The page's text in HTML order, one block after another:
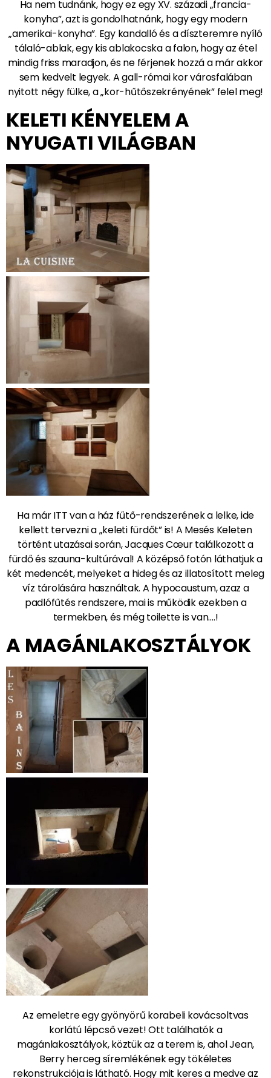
Ha nem tudnánk, hogy ez egy XV. századi „francia-
konyha”, azt is gondolhatnánk, hogy egy modern
„amerikai-konyha”. Egy kandalló és a díszteremre nyíló
tálaló-ablak, egy kis ablakocska a falon, hogy az étel
mindig friss maradjon, és ne férjenek hozzá a már akkor
sem kedvelt legyek. A gall-római kor városfalában
nyitott négy fülke, a „kor-hűtőszekrényének” felel meg!
KELETI KÉNYELEM A
NYUGATI VILÁGBAN
Ha már ITT van a ház fűtő-rendszerének a lelke, ide
kellett tervezni a „keleti fürdőt” is! A Mesés Keleten
történt utazásai során, Jacques Cœur találkozott a
fürdő és szauna-kultúrával! A középső fotón láthatjuk a
két medencét, melyeket a hideg és az illatosított meleg
víz tárolására használtak. A hypocaustum, azaz a
padlófűtés rendszere, mai is működik ezekben a
termekben, és még toilette is van….!
A MAGÁNLAKOSZTÁLYOK
Az emeletre egy gyönyörű korabeli kovácsoltvas
korlátú lépcső vezet! Ott találhatók a
magánlakosztályok, köztük az a terem is, ahol Jean,
Berry herceg síremlékének egy tökéletes
rekonstrukciója is látható. Hogy mit keres a medve az